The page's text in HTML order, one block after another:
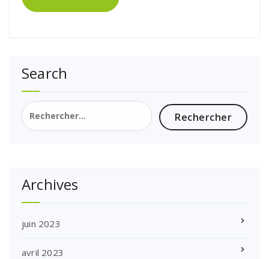
Search
Rechercher :
Archives
juin 2023
avril 2023